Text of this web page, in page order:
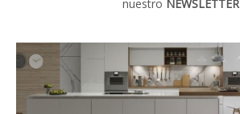
nuestro NEWSLETTER